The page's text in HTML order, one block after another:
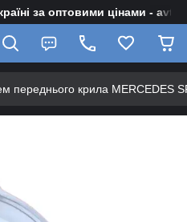
за оптовими цінами -
переднього крила MERCEDES